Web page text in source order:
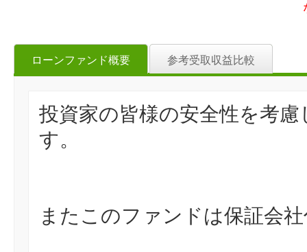
ローンファンド概要 参考受取収益比較
投資家の皆様の安全性を考
す。
またこのファンドは保証会